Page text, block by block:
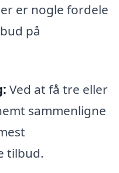
er nogle fordele
på
Ved at få tre eller
sammenligne
tilbud.